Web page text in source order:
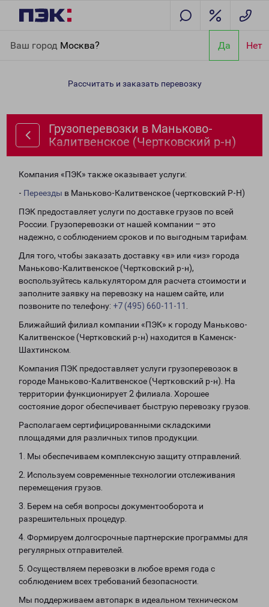
Ваш город Москва? Да Нет
Калитвенское (Чертковский р-н)
Рассчитать и заказать перевозку
Грузоперевозки в Маньково-
Калитвенское (Чертковский р-н)
Компания «ПЭК» также оказывает услуги:
- Переезды в Маньково-Калитвенское (чертковский Р-Н)
ПЭК предоставляет услуги по доставке грузов по всей
России. Грузоперевозки от нашей компании – это
надежно, с соблюдением сроков и по выгодным тарифам.
Для того, чтобы заказать доставку «в» или «из» города
Маньково-Калитвенское (Чертковский р-н),
воспользуйтесь калькулятором для расчета стоимости и
заполните заявку на перевозку на нашем сайте, или
позвоните по телефону: +7 (495) 660-11-11
Ближайший филиал компании «ПЭК» к городу Маньково-
Калитвенское (Чертковский р-н) находится в Каменск-
Шахтинском.
Компания ПЭК предоставляет услуги грузоперевозок в
городе Маньково-Калитвенское (Чертковский р-н). На
территории функционирует 2 филиала. Хорошее
состояние дорог обеспечивает быструю перевозку грузов.
Располагаем сертифицированными складскими
площадями для различных типов продукции.
1. Мы обеспечиваем комплексную защиту отправлений.
2. Используем современные технологии отслеживания
перемещения грузов.
3. Берем на себя вопросы документооборота и
разрешительных процедур.
4. Формируем долгосрочные партнерские программы для
регулярных отправителей.
5. Осуществляем перевозки в любое время года с
соблюдением всех требований безопасности.
Мы поддерживаем автопарк в идеальном техническом